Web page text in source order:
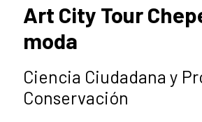
Art City Tour
moda
Ciencia Ciudadana y
Conservación